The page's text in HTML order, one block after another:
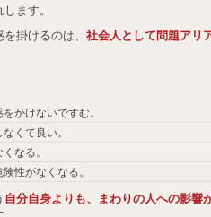
ます。
掛けるのは、 社会人として問題アリ
かけないですむ。
くて良い。
なる。
性がなくなる。
自分自身よりも、まわりの人への影響